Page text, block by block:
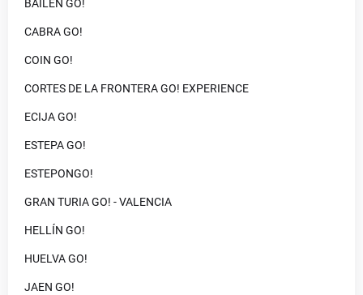
BAILÉN GO!
CABRA GO!
COIN GO!
CORTES DE LA FRONTERA GO! EXPERIENCE
ECIJA GO!
ESTEPA GO!
ESTEPONGO!
GRAN TURIA GO! - VALENCIA
HELLÍN GO!
HUELVA GO!
JAEN GO!